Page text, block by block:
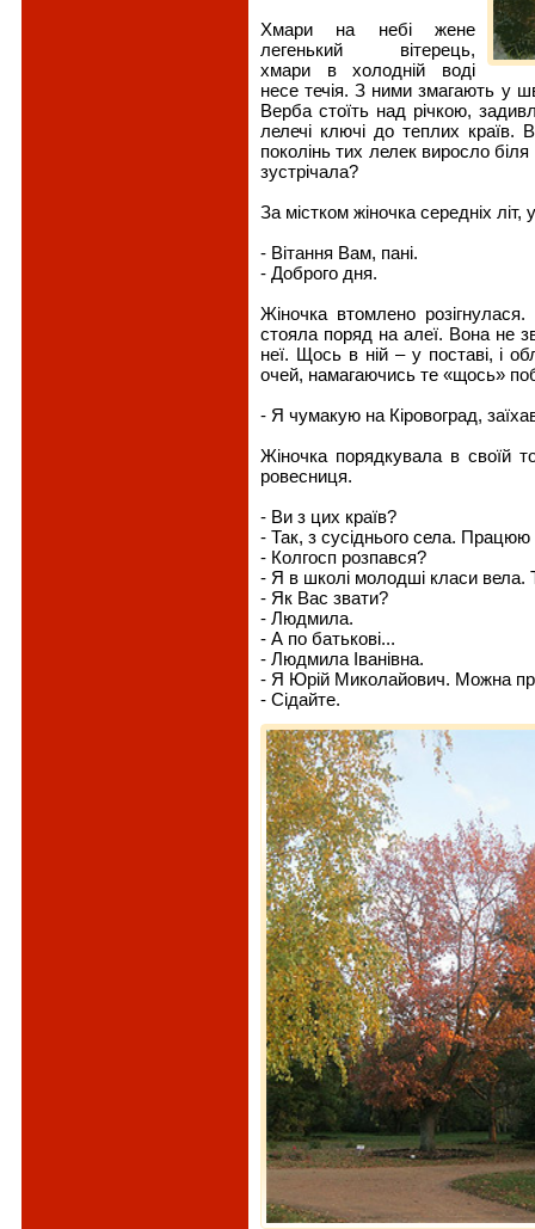
Хмари на небі жене
легенький вітерець,
хмари в холодній воді
несе течія. З ними змагають у
Верба стоїть над річкою,
лелечі ключі до теплих країв.
поколінь тих лелек виросло біля
зустрічала?
За містком жіночка середніх
- Вітання Вам, пані.
- Доброго дня.
Жіночка втомлено
стояла поряд на алеї. Вона не
неї. Щось в ній – у поставі, і
очей, намагаючись те «щось»
- Я чумакую на Кіровоград,
Жіночка порядкувала в своїй
ровесниця.
- Ви з цих країв?
- Так, з сусіднього села.
- Колгосп розпався?
- Я в школі молодші класи вела.
- Як Вас звати?
- Людмила.
- А по батькові...
- Людмила Іванівна.
- Я Юрій Миколайович. Можна
- Сідайте.